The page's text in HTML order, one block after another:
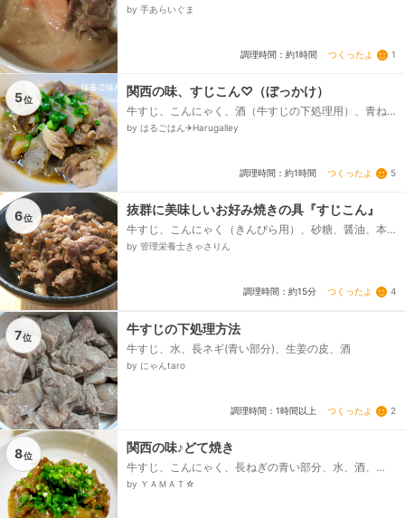
しにんにく、おろししょうが、味噌
by 手あらいぐま
調理時間：約1時間 つくったよ 1
5位
関西の味、すじこん♡（ぼっかけ）
牛すじ、こんにゃく、酒（牛すじの下処理用）、青ね
ぎ、七味、-出汁-、☆水、☆醤油、☆みりん、☆酒、
by はるごはん✈︎Harugalley
調理時間：約1時間 つくったよ 5
6位
抜群に美味しいお好み焼きの具『すじこん』
牛すじ、こんにゃく（きんぴら用）、砂糖、醤油、本
みりん、酒
by 管理栄養士きゃさりん
調理時間：約15分 つくったよ 4
7位
牛すじの下処理方法
牛すじ、水、長ネギ(青い部分)、生姜の皮、酒
by にゃんtaro
調理時間：1時間以上 つくったよ 2
8位
関西の味♪どて焼き
牛すじ、こんにゃく、長ねぎの青い部分、水、酒、☆
味噌、☆砂糖、みりん、☆顆粒出汁の素
by ＹＡＭＡＴ☆